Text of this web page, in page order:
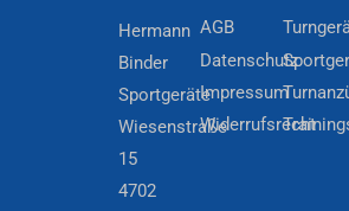
Hermann
Binder
Sportgeräte
Wiesenstraße
15
4702
AGB
Datenschutz
Impressum
Widerrufsrecht